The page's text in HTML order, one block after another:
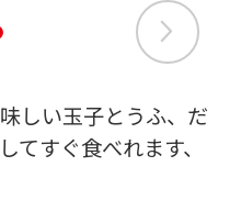
しい玉子とうふ、だ
てすぐ食べれます、